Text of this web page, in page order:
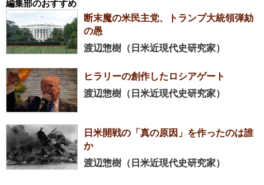
編集部のおすすめ
断末魔の米民主党、トランプ大統領弾劾
の愚
渡辺惣樹（日米近現代史研究家）
ヒラリーの創作したロシアゲート
渡辺惣樹（日米近現代史研究家）
日米開戦の「真の原因」を作ったのは誰
か
渡辺惣樹（日米近現代史研究家）